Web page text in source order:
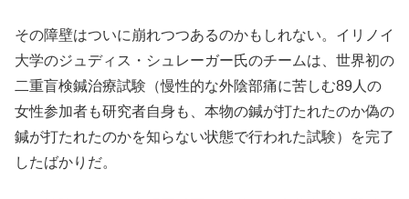
その障壁はついに崩れつつあるのかもしれない。イリノイ
大学のジュディス・シュレーガー氏のチームは、世界初の
二重盲検鍼治療試験（慢性的な外陰部痛に苦しむ89人の
女性参加者も研究者自身も、本物の鍼が打たれたのか偽の
鍼が打たれたのかを知らない状態で行われた試験）を完了
したばかりだ。